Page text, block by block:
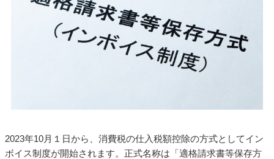
2023年10月１日から、消費税の仕入税額控除の方式としてイン
ボイス制度が開始されます。正式名称は「適格請求書等保存方